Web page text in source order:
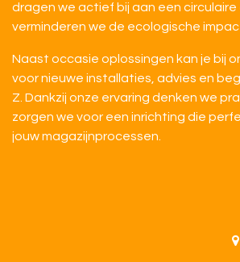
dragen we actief bij aan een circulaire
verminderen we de ecologische
Naast occasie oplossingen kan je bij
voor nieuwe installaties, advies en
Z. Dankzij onze ervaring denken we
zorgen we voor een inrichting die
jouw magazijnprocessen.